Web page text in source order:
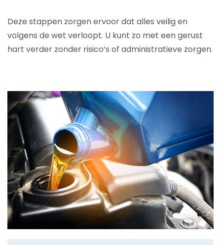
Deze stappen zorgen ervoor dat alles veilig en
volgens de wet verloopt. U kunt zo met een gerust
hart verder zonder risico’s of administratieve zorgen.